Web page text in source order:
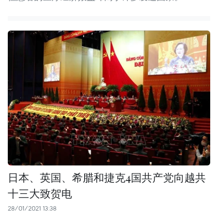
日本、英国、希腊和捷克4国共产党向越共
十三大致贺电
28/01/2021 13:38